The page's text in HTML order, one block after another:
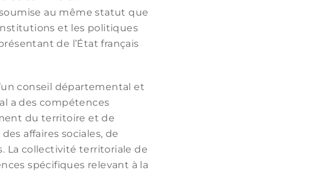
au même statut que
et les politiques
de l’État français
conseil départemental et
a des compétences
du territoire et de
affaires sociales, de
La collectivité territoriale de
spécifiques relevant à la